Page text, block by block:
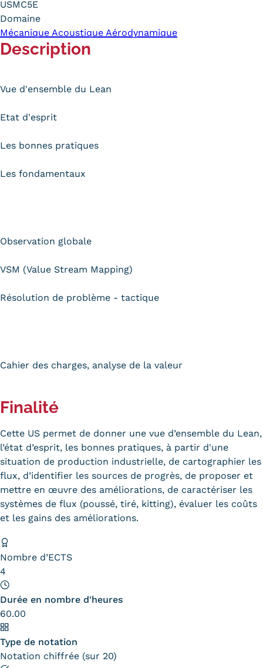
BFC
Quoi de neuf au Cnam BFC?
Trouver votre formation
OFFRE EN BFC
suites de parcours
Formation en présentiel
Alternance
Enseignement à distance
l'Expérience (VAE)
supérieures (VES)
professionnels et personnels
USMC5E
Domaine
Mécanique Acoustique Aérodynamique
Description
Vue d'ensemble du Lean
Etat d'esprit
Les bonnes pratiques
Les fondamentaux
Observation globale
VSM (Value Stream Mapping)
Résolution de problème - tactique
Cahier des charges, analyse de la valeur
Finalité
Cette US permet de donner une vue d’ensemble du Lean,
l’état d’esprit, les bonnes pratiques, à partir d'une
situation de production industrielle, de cartographier les
flux, d’identifier les sources de progrès, de proposer et
mettre en œuvre des améliorations, de caractériser les
systèmes de flux (poussé, tiré, kitting), évaluer les coûts
et les gains des améliorations.
Nombre d’ECTS
4
Durée en nombre d'heures
60.00
Type de notation
Notation chiffrée (sur 20)